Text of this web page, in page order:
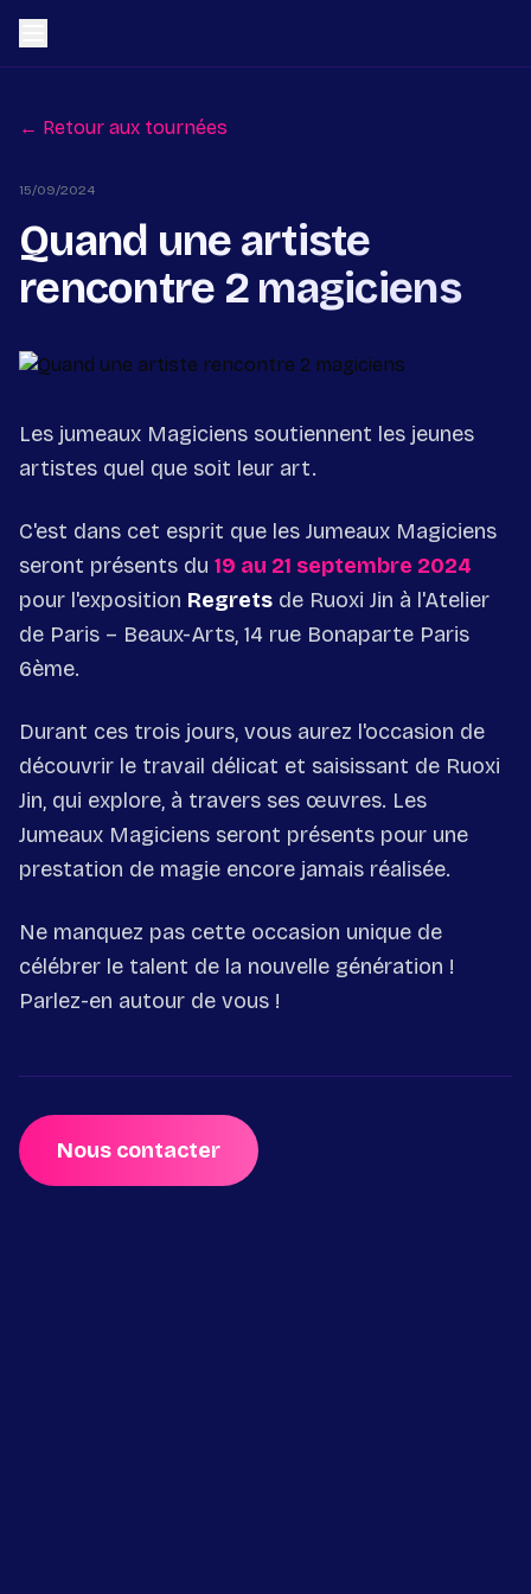
← Retour aux tournées
15/09/2024
Quand une artiste
rencontre 2 magiciens
Les jumeaux Magiciens soutiennent les jeunes
artistes quel que soit leur art.
C'est dans cet esprit que les Jumeaux Magiciens
seront présents du 19 au 21 septembre 2024
pour l'exposition Regrets de Ruoxi Jin à l'Atelier
de Paris – Beaux-Arts, 14 rue Bonaparte Paris
6ème.
Durant ces trois jours, vous aurez l'occasion de
découvrir le travail délicat et saisissant de Ruoxi
Jin, qui explore, à travers ses œuvres. Les
Jumeaux Magiciens seront présents pour une
prestation de magie encore jamais réalisée.
Ne manquez pas cette occasion unique de
célébrer le talent de la nouvelle génération !
Parlez-en autour de vous !
Nous contacter